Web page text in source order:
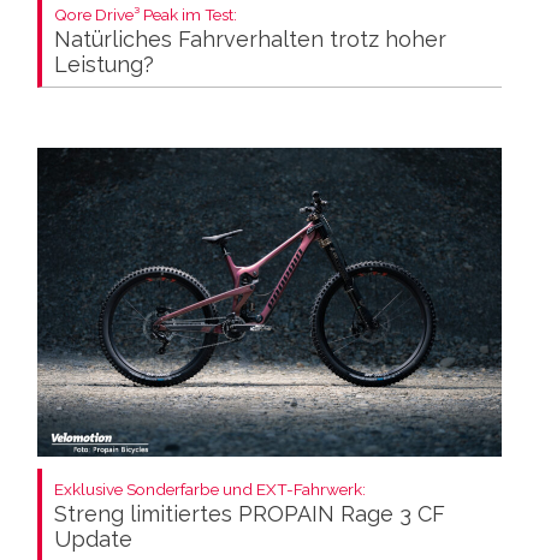
Qore Drive³ Peak im Test:
Natürliches Fahrverhalten trotz hoher
Leistung?
Exklusive Sonderfarbe und EXT-Fahrwerk:
Streng limitiertes PROPAIN Rage 3 CF
Update